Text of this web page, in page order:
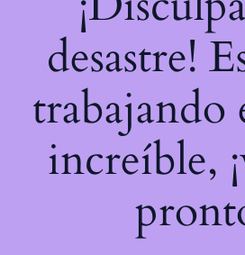
desastre!
trabajando
increíble,